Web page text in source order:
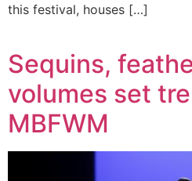
this festival, houses […]
Sequins,
volumes set
MBFWM